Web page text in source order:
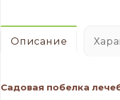
Описание
Садовая побелка